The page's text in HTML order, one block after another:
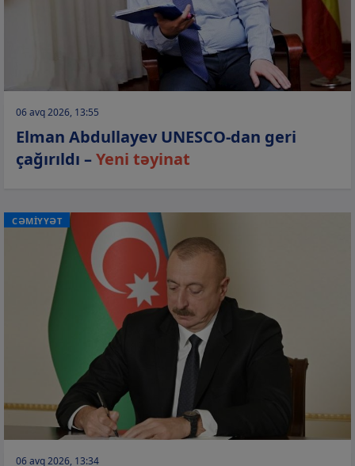
06 avq 2026, 13:55
Elman Abdullayev UNESCO-dan geri
çağırıldı –Yeni təyinat
CƏMİYYƏT
06 avq 2026, 13:34